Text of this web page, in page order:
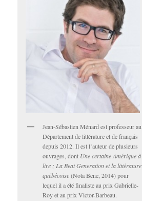
Jean-Sébastien Ménard est professeur au
Département de littérature et de français
depuis 2012. Il est l’auteur de plusieurs
ouvrages, dont Une certaine Amérique à
lire ; La Beat Generation et la littérature
québécoise(Nota Bene, 2014) pour
lequel il a été finaliste au prix Gabrielle-
Roy et au prix Victor-Barbeau.